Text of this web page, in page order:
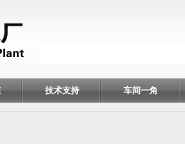
技术支持 车间一角